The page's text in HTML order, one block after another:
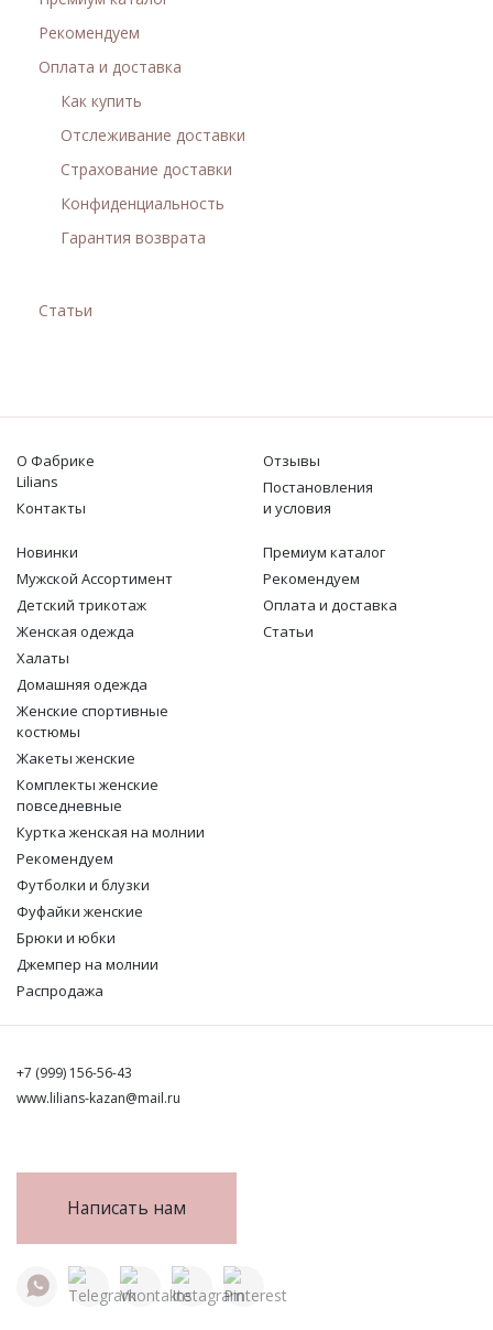
Рекомендуем
Оплата и доставка
Как купить
Отслеживание доставки
Страхование доставки
Конфиденциальность
Гарантия возврата
Статьи
О Фабрике
Lilians
Контакты
Отзывы
Постановления
и условия
Новинки
Мужской Ассортимент
Детcкий трикотаж
Женская одежда
Халаты
Домашняя одежда
Женские спортивные
костюмы
Жакеты женские
Комплекты женские
повседневные
Куртка женская на молнии
Рекомендуем
Футболки и блузки
Фуфайки женские
Брюки и юбки
Джемпер на молнии
Распродажа
Премиум каталог
Рекомендуем
Оплата и доставка
Статьи
+7 (999) 156-56-43
www.lilians-kazan@mail.ru
Написать нам